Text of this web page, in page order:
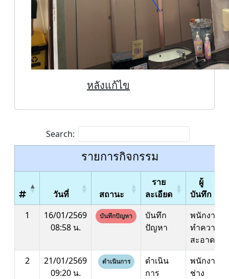
หลังแก้ไข
Search:
รายการกิจกรรม
วันที่ สถานะ
ราย
ละเอียด
ผู้
บันทึก
1
16/01/2569
08:58 น.
บันทึกปัญหา
บันทึก
ปัญหา
พนักงาน
ทำความ
สะอาด
2
21/01/2569
09:20 น.
ดำเนินการ
ดำเนิน
การ
พนักงาน
ช่าง